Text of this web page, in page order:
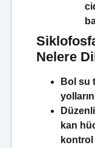
Nelere
Bol su
kan